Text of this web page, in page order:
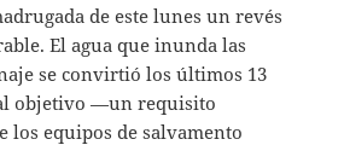
de este lunes un revés
El agua que inunda las
se convirtió los últimos 13
objetivo —un requisito
los equipos de salvamento